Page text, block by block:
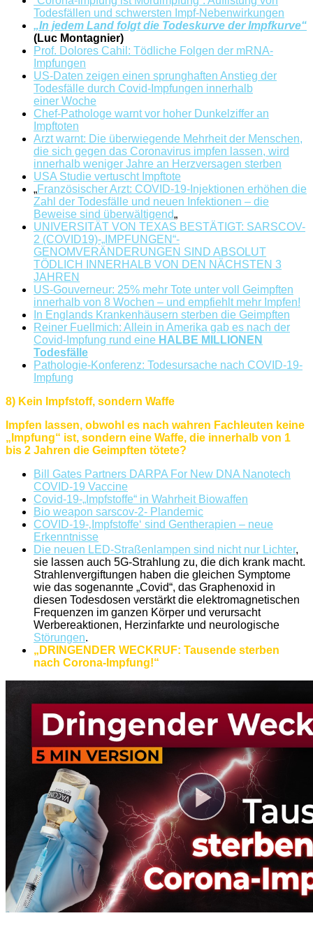
Todesfällen und schwersten Impf-Nebenwirkungen
„In jedem Land folgt die Todeskurve der Impfkurve“
(Luc Montagnier)
Prof. Dolores Cahil: Tödliche Folgen der mRNA-
Impfungen
US-Daten zeigen einen sprunghaften Anstieg der
Todesfälle durch Covid-Impfungen innerhalb
einer Woche
Chef-Pathologe warnt vor hoher Dunkelziffer an
Impftoten
Arzt warnt: Die überwiegende Mehrheit der Menschen,
die sich gegen das Coronavirus impfen lassen, wird
innerhalb weniger Jahre an Herzversagen sterben
USA Studie vertuscht Impftote
„Französischer Arzt: COVID-19-Injektionen erhöhen die
Zahl der Todesfälle und neuen Infektionen – die
Beweise sind überwältigend„
UNIVERSITÄT VON TEXAS BESTÄTIGT: SARSCOV-
2 (COVID19)-„IMPFUNGEN“-
GENOMVERÄNDERUNGEN SIND ABSOLUT
TÖDLICH INNERHALB VON DEN NÄCHSTEN 3
JAHREN
US-Gouverneur: 25% mehr Tote unter voll Geimpften
innerhalb von 8 Wochen – und empfiehlt mehr Impfen!
In Englands Krankenhäusern sterben die Geimpften
Reiner Fuellmich: Allein in Amerika gab es nach der
Covid-Impfung rund eine HALBE MILLIONEN
Todesfälle
Pathologie-Konferenz: Todesursache nach COVID-19-
Impfung
8) Kein Impfstoff, sondern Waffe
Impfen lassen, obwohl es nach wahren Fachleuten keine
„Impfung“ ist, sondern eine Waffe, die innerhalb von 1
bis 2 Jahren die Geimpften tötete?
Bill Gates Partners DARPA For New DNA Nanotech
COVID-19 Vaccine
Covid-19-„Impf­­stof­fe“ in Wahr­heit Bio­­waf­­fen
Bio weapon sarscov-2- Plandemic
COVID-19-‚Impfstoffe‘ sind Gentherapien – neue
Erkenntnisse
Die neuen LED-Straßenlampen sind nicht nur Lichter,
sie lassen auch 5G-Strahlung zu, die dich krank macht.
Strahlenvergiftungen haben die gleichen Symptome
wie das sogenannte „Covid“, das Graphenoxid in
diesen Todesdosen verstärkt die elektromagnetischen
Frequenzen im ganzen Körper und verursacht
Werbereaktionen, Herzinfarkte und neurologische
Störungen.
„DRINGENDER WECKRUF: Tausende sterben
nach Corona-Impfung!“